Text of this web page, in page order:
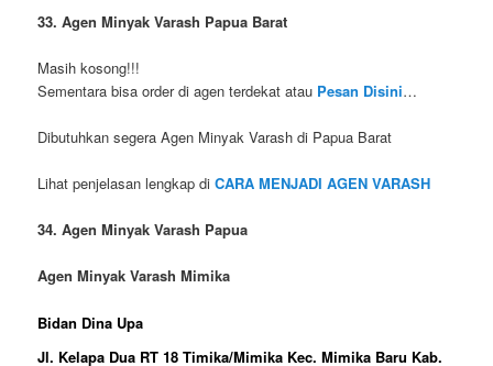
33. Agen Minyak Varash Papua Barat
Masih kosong!!!
Sementara bisa order di agen terdekat atau Pesan Disini…
Dibutuhkan segera Agen Minyak Varash di Papua Barat
Lihat penjelasan lengkap diCARA MENJADI AGEN VARASH
34. Agen Minyak Varash Papua
Agen Minyak Varash Mimika
Bidan Dina Upa
Jl. Kelapa Dua RT 18 Timika/Mimika Kec. Mimika Baru Kab.